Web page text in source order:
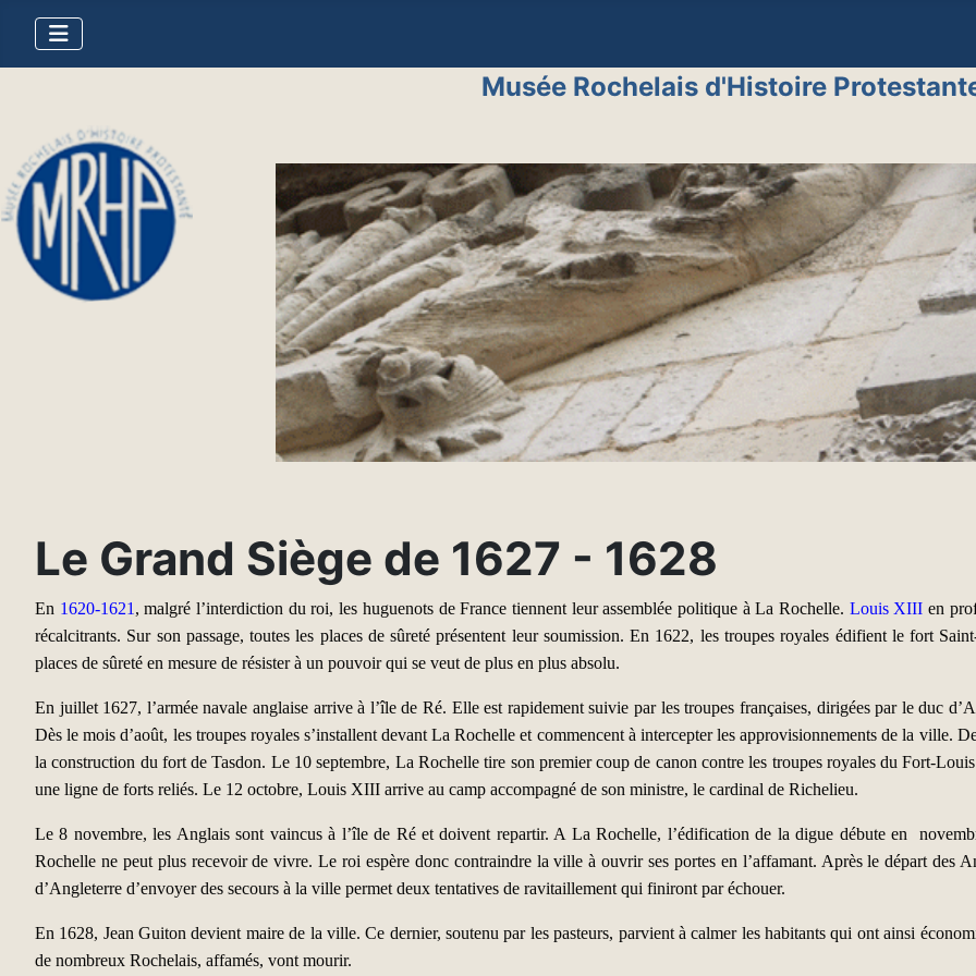
Musée Rochelais d'Histoire
Le Grand Siège de 1627 - 1628
En 1620-1621 , malgré l’interdiction du roi, les huguenots de France tiennent leur assemblée politique à La Rochelle. Louis XIIIen
récalcitrants. Sur son passage, toutes les places de sûreté présentent leur soumission. En 1622, les troupes royales édifient le fort
places de sûreté en mesure de résister à un pouvoir qui se veut de plus en plus absolu.
En juillet 1627, l’armée navale anglaise arrive à l’île de Ré. Elle est rapidement suivie par les troupes françaises, dirigées par le duc
Dès le mois d’août, les troupes royales s’installent devant La Rochelle et commencent à intercepter les approvisionnements de la ville.
la construction du fort de Tasdon. Le 10 septembre, La Rochelle tire son premier coup de canon contre les troupes royales du Fort-
une ligne de forts reliés. Le 12 octobre, Louis XIII arrive au camp accompagné de son ministre, le cardinal de Richelieu.
Le 8 novembre, les Anglais sont vaincus à l’île de Ré et doivent repartir. A La Rochelle, l’édification de la digue débute en
Rochelle ne peut plus recevoir de vivre. Le roi espère donc contraindre la ville à ouvrir ses portes en l’affamant. Après le départ des
d’Angleterre d’envoyer des secours à la ville permet deux tentatives de ravitaillement qui finiront par échouer.
En 1628, Jean Guiton devient maire de la ville. Ce dernier, soutenu par les pasteurs, parvient à calmer les habitants qui ont ainsi
de nombreux Rochelais, affamés, vont mourir.